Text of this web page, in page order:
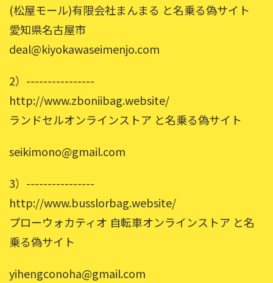
(松屋モール)有限会社まんまる と名乗る偽サイト
愛知県名古屋市
deal@kiyokawaseimenjo.com
2）----------------
http://www.zboniibag.website/
ランドセルオンラインストア と名乗る偽サイト
seikimono@gmail.com
3）----------------
http://www.busslorbag.website/
プローウォカティオ 自転車オンラインストア と名
乗る偽サイト
yihengconoha@gmail.com